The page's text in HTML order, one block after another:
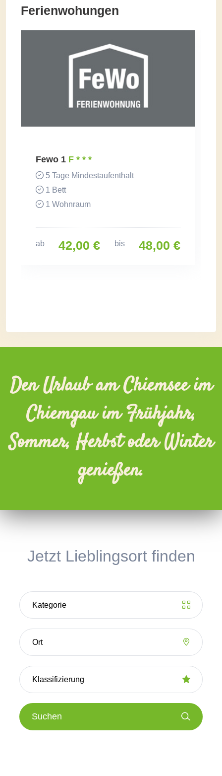
Ferienwohungen
Fewo 1 F * * *
5 Tage Mindestaufenthalt
1 Bett
1 Wohnraum
ab 42,00 € bis 48,00 €
Den Urlaub am Chiemsee im
Chiemgau im Frühjahr,
Sommer, Herbst oder Winter
genießen.
Jetzt Lieblingsort finden
Suchen